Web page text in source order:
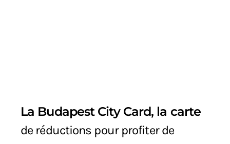
La Budapest City Card, la carte
de réductions pour profiter de